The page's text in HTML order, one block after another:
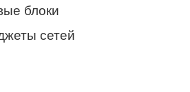
блоки
сетей